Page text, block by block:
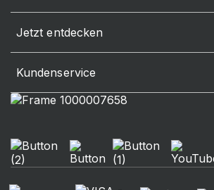
Jetzt entdecken
Kundenservice